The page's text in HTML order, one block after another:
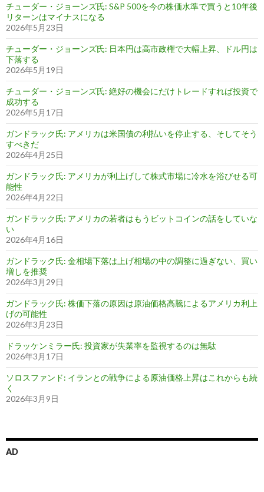
チューダー・ジョーンズ氏: S&P 500を今の株価水準で買うと10年後
リターンはマイナスになる
2026年5月23日
チューダー・ジョーンズ氏: 日本円は高市政権で大幅上昇、ドル円は
下落する
2026年5月19日
チューダー・ジョーンズ氏: 絶好の機会にだけトレードすれば投資で
成功する
2026年5月17日
ガンドラック氏: アメリカは米国債の利払いを停止する、そしてそう
すべきだ
2026年4月25日
ガンドラック氏: アメリカが利上げして株式市場に冷水を浴びせる可
能性
2026年4月22日
ガンドラック氏: アメリカの若者はもうビットコインの話をしていな
い
2026年4月16日
ガンドラック氏: 金相場下落は上げ相場の中の調整に過ぎない、買い
増しを推奨
2026年3月29日
ガンドラック氏: 株価下落の原因は原油価格高騰によるアメリカ利上
げの可能性
2026年3月23日
ドラッケンミラー氏: 投資家が失業率を監視するのは無駄
2026年3月17日
ソロスファンド: イランとの戦争による原油価格上昇はこれからも続
く
2026年3月9日
AD